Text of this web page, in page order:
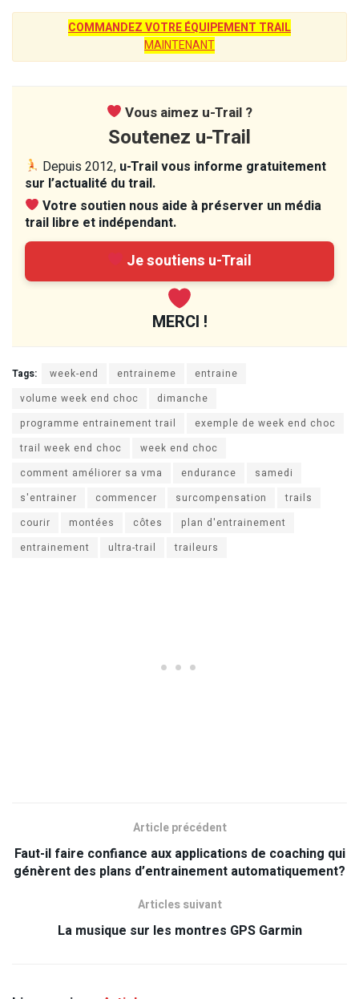
COMMANDEZ VOTRE ÉQUIPEMENT TRAIL
MAINTENANT
Vous aimez u-Trail ?
Soutenez u-Trail
Depuis 2012, u-Trail vous informe gratuitement
sur l’actualité du trail.
Votre soutien nous aide à préserver un média
trail libre et indépendant.
Je soutiens u-Trail
MERCI !
Tags: week-end entraineme
entraine
volume week end choc
dimanche
programme entrainement trail
exemple de week end choc
trail week end choc
week end choc
comment améliorer sa vma
endurance
samedi
s'entrainer
commencer surcompensation
trails
courir
montées côtes
plan d'entrainement
entrainement
ultra-trail traileurs
Article précédent
Faut-il faire confiance aux applications de coaching qui
génèrent des plans d’entrainement automatiquement?
Articles suivant
La musique sur les montres GPS Garmin